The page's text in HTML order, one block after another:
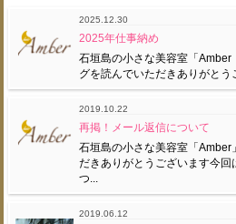
2025.12.30
2025年仕事納め
石垣島の小さな美容室「Amber
グを読んでいただきありがとう
2019.10.22
再掲！メール返信について
石垣島の小さな美容室「
だきありがとうございます今
つ...
2019.06.12